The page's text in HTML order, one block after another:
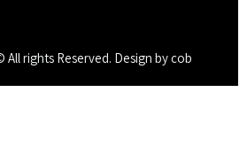
rights Reserved. Design by cob